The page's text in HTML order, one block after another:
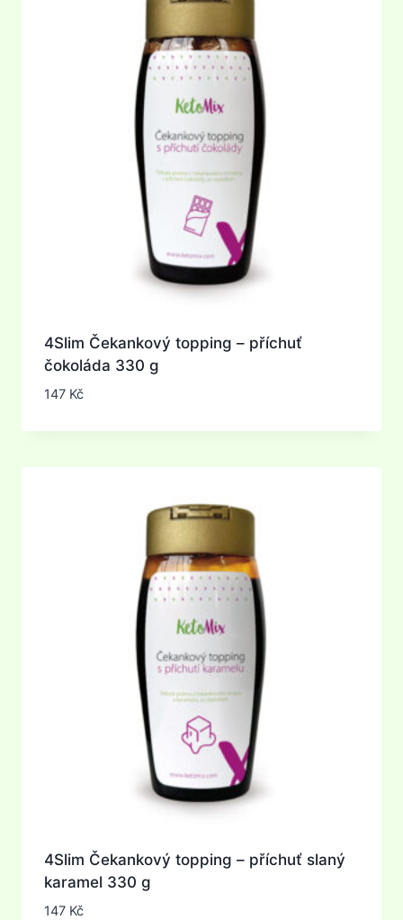
4Slim Čekankový topping – příchuť
čokoláda 330 g
147 Kč
4Slim Čekankový topping – příchuť slaný
karamel 330 g
147 Kč